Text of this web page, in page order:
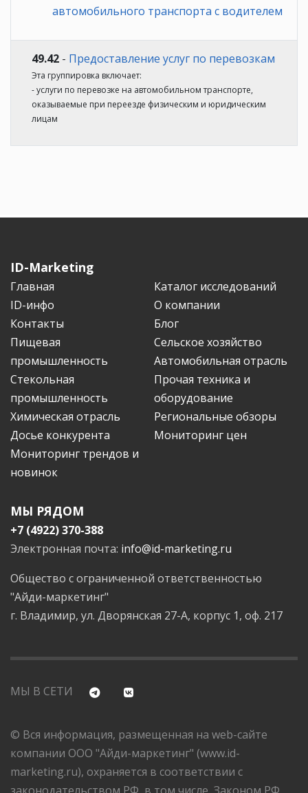
автомобильного транспорта с водителем
49.42 - Предоставление услуг по перевозкам
Эта группировка включает:
- услуги по перевозке на автомобильном транспорте,
оказываемые при переезде физическим и юридическим
лицам
ID-Marketing
Главная
Каталог исследований
ID-инфо
О компании
Контакты
Блог
Пищевая
промышленность
Сельское хозяйство
Автомобильная отрасль
Стекольная
промышленность
Прочая техника и
оборудование
Химическая отрасль
Региональные обзоры
Досье конкурента
Мониторинг цен
Мониторинг трендов и
новинок
МЫ РЯДОМ
+7 (4922) 370-388
Электронная почта: info@id-marketing.ru
Общество с ограниченной ответственностью
"Айди-маркетинг"
г. Владимир, ул. Дворянская 27-А, корпус 1, оф. 217
МЫ В СЕТИ
© Вся информация, размещенная на web-сайте
компании ООО "Айди-маркетинг" (www.id-
marketing.ru), охраняется в соответствии с